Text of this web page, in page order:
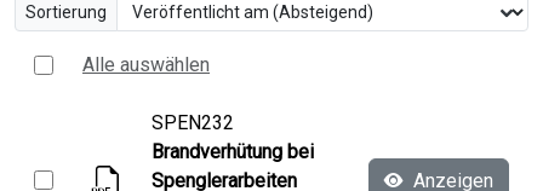
Sortierung
Alle auswählen
SPEN232
Brandverhütung bei
Spenglerarbeiten
Anzeigen